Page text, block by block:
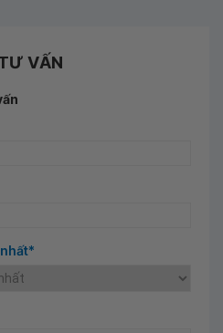
VẤN